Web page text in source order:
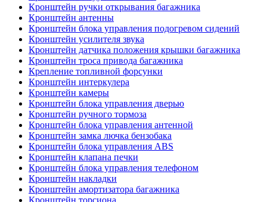
Кронштейн ручки открывания багажника
Кронштейн антенны
Кронштейн блока управления подогревом сидений
Кронштейн усилителя звука
Кронштейн датчика положения крышки багажника
Кронштейн троса привода багажника
Крепление топливной форсунки
Кронштейн интеркулера
Кронштейн камеры
Кронштейн блока управления дверью
Кронштейн ручного тормоза
Кронштейн блока управления антенной
Кронштейн замка лючка бензобака
Кронштейн блока управления ABS
Кронштейн клапана печки
Кронштейн блока управления телефоном
Кронштейн накладки
Кронштейн амортизатора багажника
Кронштейн торсиона